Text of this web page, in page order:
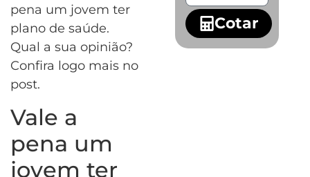
pena um jovem ter
plano de saúde.
Qual a sua opinião?
Confira logo mais no
post.
Vale a
pena um
jovem ter
Cotar